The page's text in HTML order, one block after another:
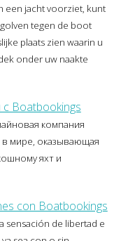
een jacht voorziet, kunt
tegen de boot
plaats zien waarin u
onder uw naakte
Boatbookings
компания
мире, оказывающая
яхт и
con Boatbookings
sensación de libertad e